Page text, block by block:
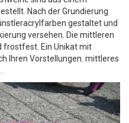
Nach der Grundierung
gestaltet und
versehen. Die mittleren
frostfest. Ein Unikat mit
Ihren Vorstellungen. mittleres